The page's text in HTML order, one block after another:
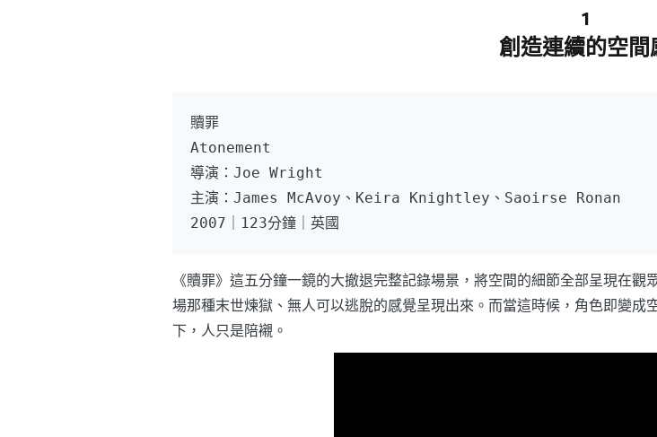
1
創造連續的空間
贖罪
Atonement
導演：Joe Wright
主演：James McAvoy、Keira Knightley、Saoirse Ronan
2007｜123分鐘｜英國
《贖罪》這五分鐘一鏡的大撤退完整記錄場景，將空間的細節全部呈現在
場那種末世煉獄、無人可以逃脫的感覺呈現出來。而當這時候，角色即變成
下，人只是陪襯。